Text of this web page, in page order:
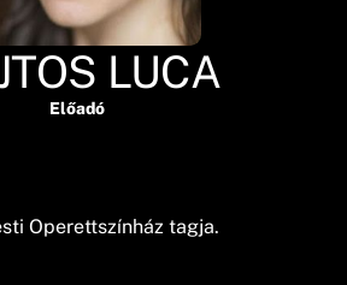
LUCA
Előadó
Operettszínház tagja.